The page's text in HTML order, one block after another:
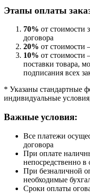
Этапы оплаты
70% от стоимости
договора
20% от стоимости
10% от стоимости
поставки товара,
подписания всех
* Указаны стандартные
индивидуальные
Важные условия:
Все платежи
договора
При оплате
непосредственно
При безналичной
необходимые
Сроки оплаты